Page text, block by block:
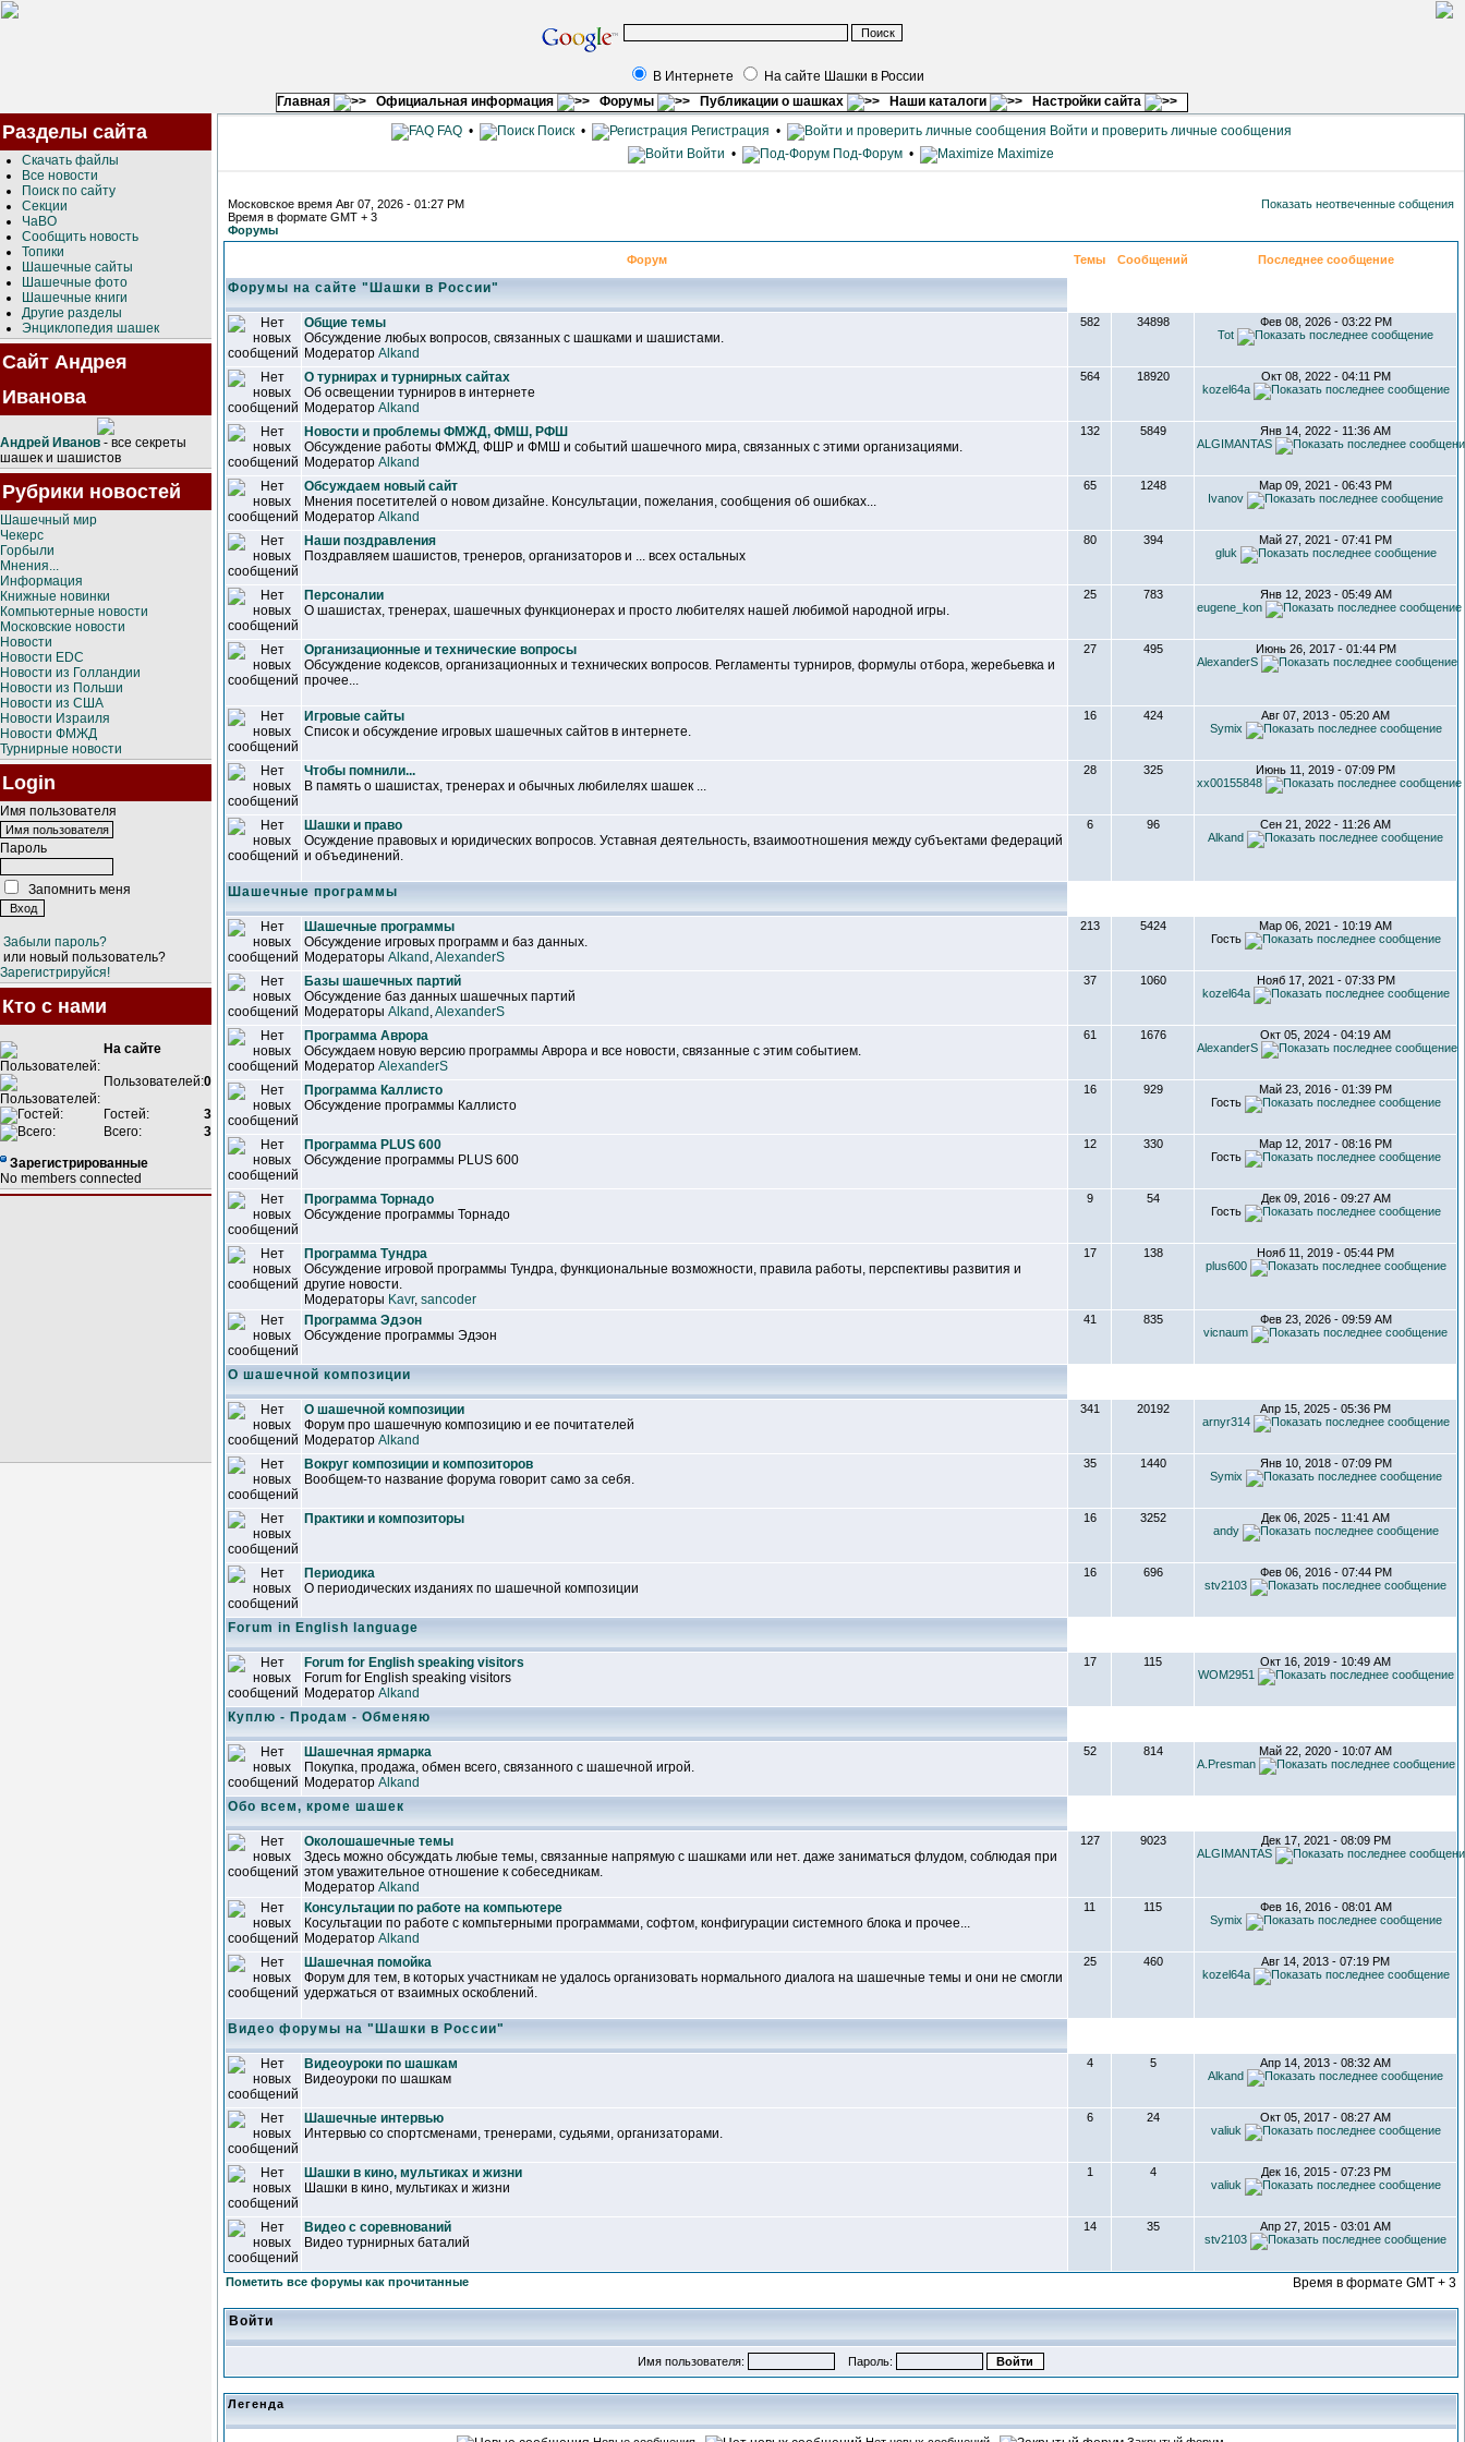
В Интернете
На сайте Шашки в России
Главная
Официальная информация Форумы Публикации о шашках Наши каталоги Настройки сайта
Разделы сайта
Скачать файлы
Все новости
Поиск по сайту
Секции
ЧаВО
Сообщить новость
Топики
Шашечные сайты
Шашечные фото
Шашечные книги
Другие разделы
Энциклопедия шашек
Сайт Андрея
Иванова
Андрей Иванов - все секреты
шашек и шашистов
Рубрики новостей
Шашечный мир
Чекерс
Горбыли
Мнения...
Информация
Книжные новинки
Компьютерные новости
Московские новости
Новости
Новости EDC
Новости из Голландии
Новости из Польши
Новости из США
Новости Израиля
Новости ФМЖД
Турнирные новости
Login
Имя пользователя
Пароль
Запомнить меня
Забыли пароль?
или новый пользователь?
Зарегистрируйся!
Кто с нами
На сайте
Пользователей:0
Гостей:
3
Всего:
3
Зарегистрированные
No members connected
FAQ• Поиск• Регистрация •
Войти и проверить личные сообщения
Войти • Под-Форум • Maximize
Московское время Авг 07, 2026 - 01:27 PM
Время в формате GMT + 3
Форумы
Показать неотвеченные собщения
Форум Темы Сообщений Последнее сообщение
Форумы на сайте "Шашки в России"
Общие темы
Обсуждение любых вопросов, связанных с шашками и шашистами.
Модератор Alkand
582 34898
Фев 08, 2026 - 03:22 PM
Tot
О турнирах и турнирных сайтах
Об освещении турниров в интернете
Модератор Alkand
564 18920
Окт 08, 2022 - 04:11 PM
kozel64a
Новости и проблемы ФМЖД, ФМШ, РФШ
Обсуждение работы ФМЖД, ФШР и ФМШ и событий шашечного мира, связанных с этими организациями.
Модератор Alkand
132 5849
Янв 14, 2022 - 11:36 AM
ALGIMANTAS
Обсуждаем новый сайт
Мнения посетителей о новом дизайне. Консультации, пожелания, сообщения об ошибках...
Модератор Alkand
65 1248
Мар 09, 2021 - 06:43 PM
Ivanov
Наши поздравления
Поздравляем шашистов, тренеров, организаторов и ... всех остальных
80 394
Май 27, 2021 - 07:41 PM
gluk
Персоналии
О шашистах, тренерах, шашечных функционерах и просто любителях нашей любимой народной игры.
25 783
Янв 12, 2023 - 05:49 AM
eugene_kon
Организационные и технические вопросы
Обсуждение кодексов, организационных и технических вопросов. Регламенты турниров, формулы отбора, жеребьевка и
прочее...
27 495
Июнь 26, 2017 - 01:44 PM
AlexanderS
Игровые сайты
Список и обсуждение игровых шашечных сайтов в интернете.
16 424
Авг 07, 2013 - 05:20 AM
Symix
Чтобы помнили...
В память о шашистах, тренерах и обычных любилелях шашек ...
28 325
Июнь 11, 2019 - 07:09 PM
xx00155848
Шашки и право
Осуждение правовых и юридических вопросов. Уставная деятельность, взаимоотношения между субъектами федераций
и объединений.
6 96
Сен 21, 2022 - 11:26 AM
Alkand
Шашечные программы
Шашечные программы
Обсуждение игровых программ и баз данных.
Модераторы Alkand ,AlexanderS
213 5424
Мар 06, 2021 - 10:19 AM
Гость
Базы шашечных партий
Обсуждение баз данных шашечных партий
Модераторы Alkand ,AlexanderS
37 1060
Нояб 17, 2021 - 07:33 PM
kozel64a
Программа Аврора
Обсуждаем новую версию программы Аврора и все новости, связанные с этим событием.
Модератор AlexanderS
61 1676
Окт 05, 2024 - 04:19 AM
AlexanderS
Программа Каллисто
Обсуждение программы Каллисто
16 929
Май 23, 2016 - 01:39 PM
Гость
Программа PLUS 600
Обсуждение программы PLUS 600
12 330
Мар 12, 2017 - 08:16 PM
Гость
Программа Торнадо
Обсуждение программы Торнадо
9 54
Дек 09, 2016 - 09:27 AM
Гость
Программа Тундра
Обсуждение игровой программы Тундра, функциональные возможности, правила работы, перспективы развития и
другие новости.
Модераторы Kavr, sancoder
17 138
Нояб 11, 2019 - 05:44 PM
plus600
Программа Эдэон
Обсуждение программы Эдэон
41 835
Фев 23, 2026 - 09:59 AM
vicnaum
О шашечной композиции
О шашечной композиции
Форум про шашечную композицию и ее почитателей
Модератор Alkand
341 20192
Апр 15, 2025 - 05:36 PM
arnyr314
Вокруг композиции и композиторов
Вообщем-то название форума говорит само за себя.
35 1440
Янв 10, 2018 - 07:09 PM
Symix
Практики и композиторы 16 3252
Дек 06, 2025 - 11:41 AM
andy
Периодика
О периодических изданиях по шашечной композиции
16 696
Фев 06, 2016 - 07:44 PM
stv2103
Forum in English language
Forum for English speaking visitors
Forum for English speaking visitors
Модератор Alkand
17 115
Окт 16, 2019 - 10:49 AM
WOM2951
Куплю - Продам - Обменяю
Шашечная ярмарка
Покупка, продажа, обмен всего, связанного с шашечной игрой.
Модератор Alkand
52 814
Май 22, 2020 - 10:07 AM
A.Presman
Обо всем, кроме шашек
Околошашечные темы
Здесь можно обсуждать любые темы, связанные напрямую с шашками или нет. даже заниматься флудом, соблюдая при
этом уважительное отношение к собеседникам.
Модератор Alkand
127 9023
Дек 17, 2021 - 08:09 PM
ALGIMANTAS
Консультации по работе на компьютере
Косультации по работе с компьтерными программами, софтом, конфигурации системного блока и прочее...
Модератор Alkand
11 115
Фев 16, 2016 - 08:01 AM
Symix
Шашечная помойка
Форум для тем, в которых участникам не удалось организовать нормального диалога на шашечные темы и они не смогли
удержаться от взаимных оскоблений.
25 460
Авг 14, 2013 - 07:19 PM
kozel64a
Видео форумы на "Шашки в России"
Видеоуроки по шашкам
Видеоуроки по шашкам
4 5
Апр 14, 2013 - 08:32 AM
Alkand
Шашечные интервью
Интервью со спортсменами, тренерами, судьями, организаторами.
6 24
Окт 05, 2017 - 08:27 AM
valiuk
Шашки в кино, мультиках и жизни
Шашки в кино, мультиках и жизни
1 4
Дек 16, 2015 - 07:23 PM
valiuk
Видео с соревнований
Видео турнирных баталий
14 35
Апр 27, 2015 - 03:01 AM
stv2103
Пометить все форумы как прочитанные Время в формате GMT + 3
Войти
Имя пользователя: Пароль:
Легенда